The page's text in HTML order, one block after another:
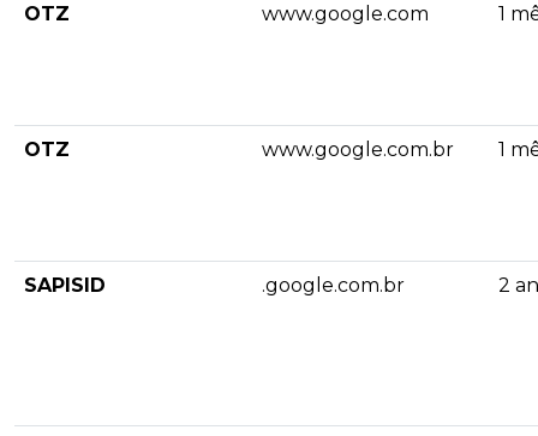
OTZ www.google.com 1
OTZ www.google.com.br 1
SAPISID .google.com.br 2